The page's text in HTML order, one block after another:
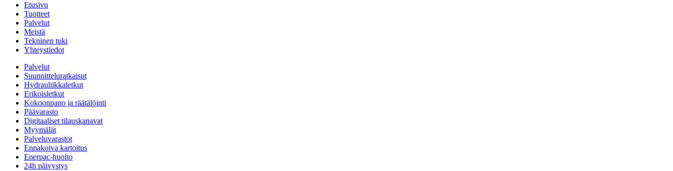
Etusivu
Tuotteet
Palvelut
Meistä
Tekninen tuki
Yhteystiedot
Palvelut
Suunnitteluratkaisut
Hydrauliikkaletkut
Erikoisletkut
Kokoonpano ja räätälöinti
Päävarasto
Digitaaliset tilauskanavat
Myymälät
Palveluvarastot
Ennakoiva kartoitus
Enerpac-huolto
24h päivystys